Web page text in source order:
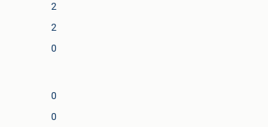
2
2
0
0
0